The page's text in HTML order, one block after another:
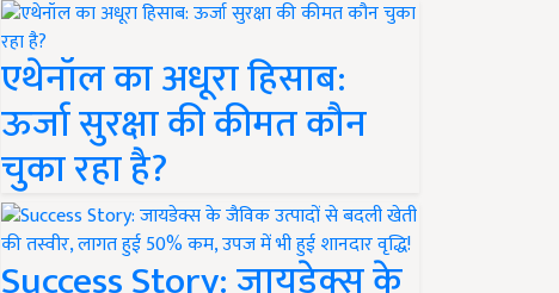
एथेनॉल का अधूरा हिसाब:
ऊर्जा सुरक्षा की कीमत कौन
चुका रहा है?